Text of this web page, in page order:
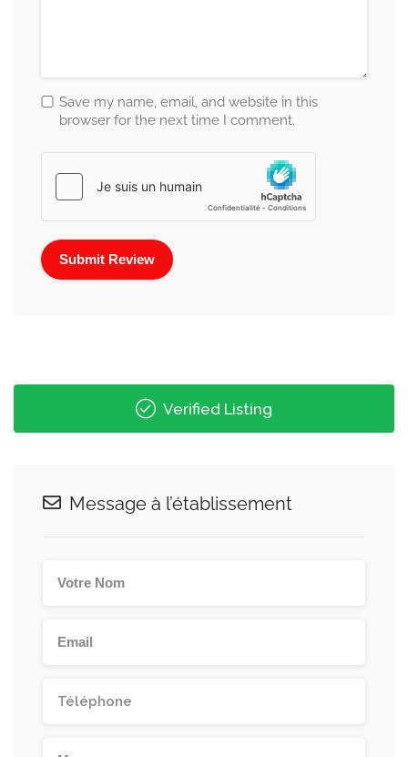
Save my name, email, and website in this
browser for the next time I comment.
Verified Listing
Message à l’établissement